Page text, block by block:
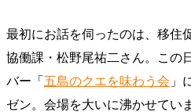
最初にお話を伺ったのは、移住
協働課・松野尾祐二さん。この
バー「 五島のクエを味わう会 」
ゼン。会場を大いに沸かせてい